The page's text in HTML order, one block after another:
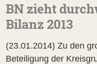
BN zieht
Bilanz 2013
(23.01.2014) Zu den
Beteiligung der